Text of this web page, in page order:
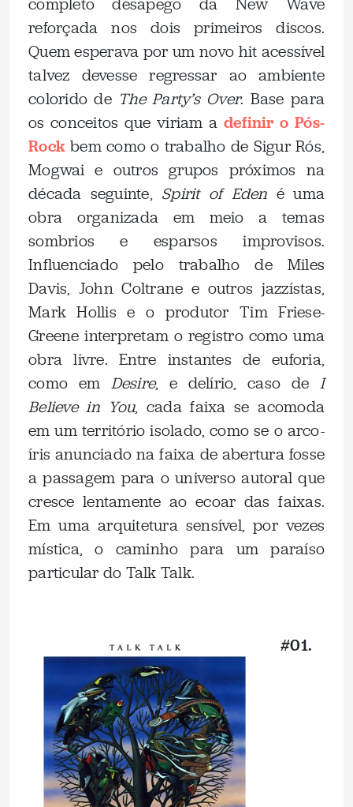
reforçada nos dois primeiros discos.
Quem esperava por um novo hit acessível
talvez devesse regressar ao ambiente
colorido de The Party’s Over. Base para
os conceitos que viriam a definir o Pós-
Rock bem como o trabalho de Sigur Rós,
Mogwai e outros grupos próximos na
década seguinte, Spirit of Eden é uma
obra organizada em meio a temas
sombrios e esparsos improvisos.
Influenciado pelo trabalho de Miles
Davis, John Coltrane e outros jazzístas,
Mark Hollis e o produtor Tim Friese-
Greene interpretam o registro como uma
obra livre. Entre instantes de euforia,
como em Desire, e delírio, caso de I
Believe in You, cada faixa se acomoda
em um território isolado, como se o arco-
íris anunciado na faixa de abertura fosse
a passagem para o universo autoral que
cresce lentamente ao ecoar das faixas.
Em uma arquitetura sensível, por vezes
mística, o caminho para um paraíso
particular do Talk Talk.
#01.